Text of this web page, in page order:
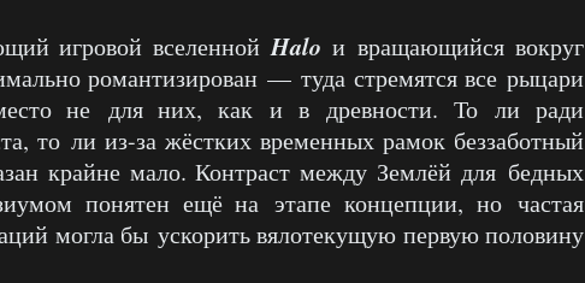
игровой вселеннойHalo и вращающийся вокруг
романтизирован — туда стремятся все рыцари
не для них, как и в древности. То ли ради
то ли из-за жёстких временных рамок беззаботный
крайне мало. Контраст между Землёй для бедных
понятен ещё на этапе концепции, но частая
могла бы ускорить вялотекущую первую половину